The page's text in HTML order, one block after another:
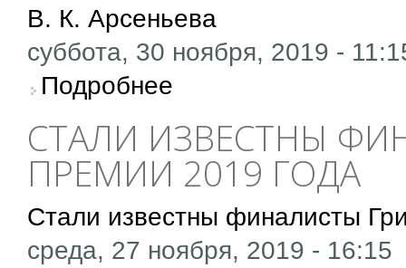
В. К. Арсеньева
суббота, 30 ноября, 2019 -
Подробнее
СТАЛИ ИЗВЕСТНЫ
ПРЕМИИ 2019 ГОДА
Стали известны финалисты
среда, 27 ноября, 2019 - 16:15